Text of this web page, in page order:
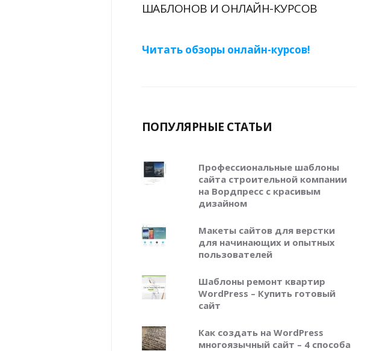
ШАБЛОНОВ И ОНЛАЙН-КУРСОВ
Читать обзоры онлайн-курсов!
ПОПУЛЯРНЫЕ СТАТЬИ
Профессиональные шаблоны
сайта строительной компании
на Вордпресс с красивым
дизайном
Макеты сайтов для верстки
для начинающих и опытных
пользователей
Шаблоны ремонт квартир
WordPress – Купить готовый
сайт
Как создать на WordPress
многоязычный сайт – 4 способа